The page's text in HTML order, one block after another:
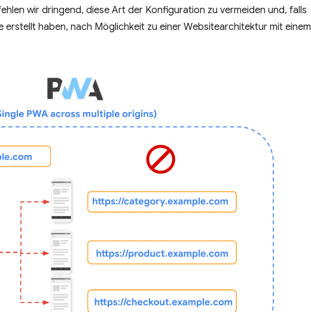
wir dringend, diese Art der Konfiguration zu vermeiden und, falls
erstellt haben, nach Möglichkeit zu einer Websitearchitektur mit einem